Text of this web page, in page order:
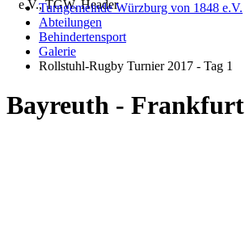
Turngemeinde Würzburg von 1848 e.V.
Abteilungen
Behindertensport
Galerie
Rollstuhl-Rugby Turnier 2017 - Tag 1
Bayreuth - Frankfurt